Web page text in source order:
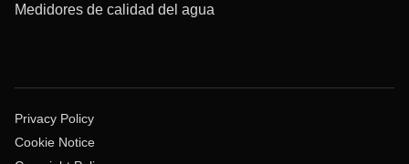
Medidores de calidad del agua
Privacy Policy
Cookie Notice